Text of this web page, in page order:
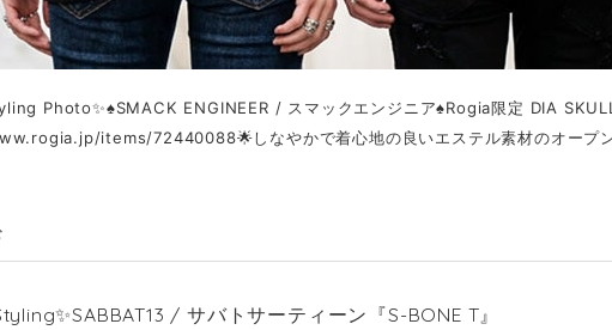
Photo✨♠️SMACK ENGINEER / スマックエンジニア♠️Rogia限定 DIA
items/72440088🌟しなやかで着心地の良いエステル素材のオープ
/ サバトサーティーン『S-BONE T』